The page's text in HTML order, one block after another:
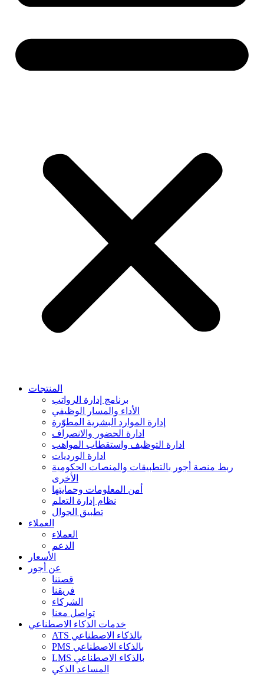
المنتجات
برنامج إدارة الرواتب
الأداء والمسار الوظيفي
إدارة الموارد البشرية المطوّرة
ادارة الحضور والانصراف
ادارة التوظيف واستقطاب المواهب
ادارة الورديات
ربط منصة أجور بالتطبيقات والمنصات الحكومية
الأخرى
أمن المعلومات وحمايتها
نظام إدارة التعلم
تطبيق الجوال
العملاء
العملاء
الدعم
الأسعار
عن أجور
قصتنا
فريقنا
الشركاء
تواصل معنا
خدمات الذكاء الاصطناعي
ATS بالذكاء الاصطناعي
PMS بالذكاء الاصطناعي
LMS بالذكاء الاصطناعي
المساعد الذكي